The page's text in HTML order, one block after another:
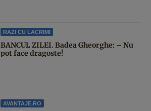
RAZI CU LACRIMI
BANCUL ZILEI. Badea Gheorghe: – Nu
pot face dragoste!
AVANTAJE.RO